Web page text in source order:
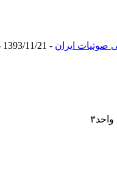
ایران- 1393/11/21 -